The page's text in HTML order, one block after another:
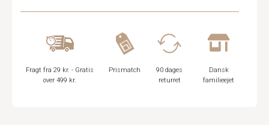
Fragt fra 29 kr. - Gratis
over 499 kr.
Prismatch
90 dages
returret
Dansk
familieejet